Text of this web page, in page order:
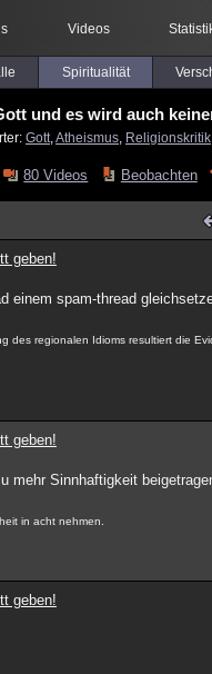
Videos
Spiritualität
und es wird auch
Gott Atheismus Religionskritik
80 Videos Beobachten
geben!
einem spam-thread
des regionalen Idioms resultiert die
geben!
mehr Sinnhaftigkeit
in acht nehmen.
geben!